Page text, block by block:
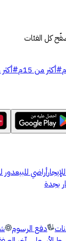
كل الفئات
#أكثر من 15م #أكثر
أراضي للبيعدور
بجدة
دفع الرسوم